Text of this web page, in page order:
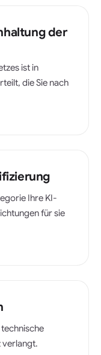
der
ist in
die Sie nach
Ihre KI-
für sie
verlangt.